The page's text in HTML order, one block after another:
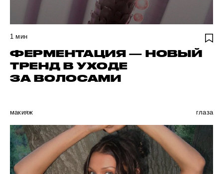
1 мин
ФЕРМЕНТАЦИЯ — НОВЫЙ
ТРЕНД В УХОДЕ
ЗА ВОЛОСАМИ
макияж глаза